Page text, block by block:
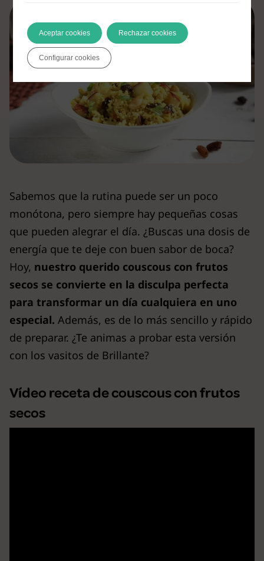
Sabemos que la rutina puede ser un poco
monótona, pero siempre hay pequeñas cosas
que pueden alegrar el día. ¿Buscas una dosis de
energía que te deje con buen sabor de boca?
Hoy, nuestro querido couscous con frutos
secos se convierte en la disculpa perfecta
para transformar un día cualquiera en uno
especial. Además, es de lo más sencillo y rápido
de preparar. ¿Te animas a probar esta versión
con los vasitos de Brillante?
Vídeo receta de couscous con frutos
secos
Aceptar cookies Rechazar cookies
Configurar cookies